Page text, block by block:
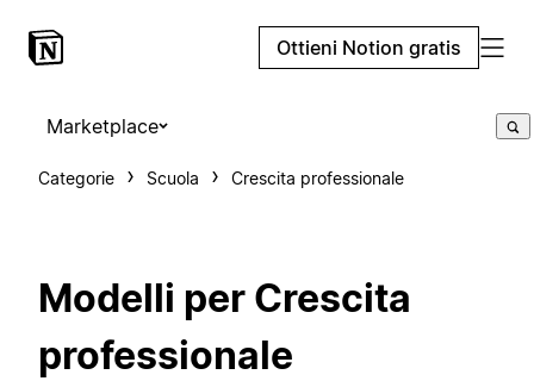
Ottieni Notion gratis
Marketplace
Categorie Scuola Crescita professionale
Modelli per Crescita
professionale